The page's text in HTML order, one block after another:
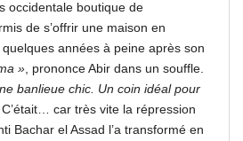
occidentale boutique de
de s’offrir une maison en
années à peine après son
» , prononce Abir dans un souffle.
banlieue chic. Un coin idéal pour
. C’était… car très vite la répression
Bachar el Assad l’a transformé en